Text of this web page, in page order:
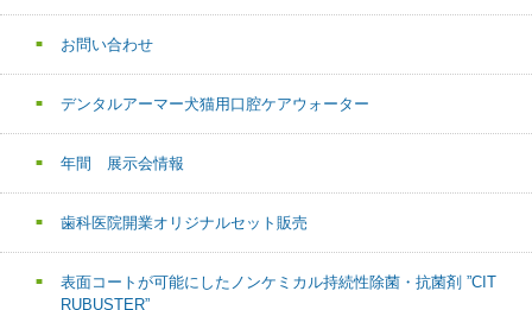
お問い合わせ
デンタルアーマー犬猫用口腔ケアウォーター
年間 展示会情報
歯科医院開業オリジナルセット販売
表面コートが可能にしたノンケミカル持続性除菌・抗菌剤 ”CIT
RUBUSTER”